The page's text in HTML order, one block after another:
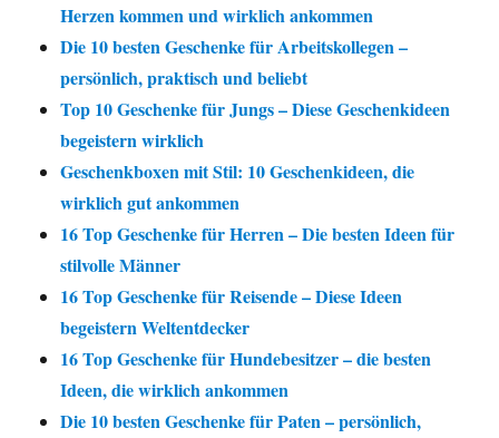
Herzen kommen und wirklich ankommen
Die 10 besten Geschenke für Arbeitskollegen –
persönlich, praktisch und beliebt
Top 10 Geschenke für Jungs – Diese Geschenkideen
begeistern wirklich
Geschenkboxen mit Stil: 10 Geschenkideen, die
wirklich gut ankommen
16 Top Geschenke für Herren – Die besten Ideen für
stilvolle Männer
16 Top Geschenke für Reisende – Diese Ideen
begeistern Weltentdecker
16 Top Geschenke für Hundebesitzer – die besten
Ideen, die wirklich ankommen
Die 10 besten Geschenke für Paten – persönlich,